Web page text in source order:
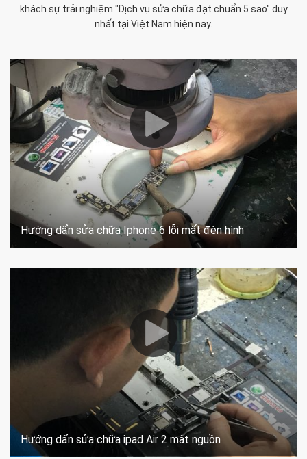
khách sự trải nghiệm "Dịch vụ sửa chữa đạt chuẩn 5 sao" duy
nhất tại Việt Nam hiện nay.
Hướng dẩn sửa chữa Iphone 6 lỗi mất đèn hình
Hướng dẩn sửa chữa ipad Air 2 mất nguồn